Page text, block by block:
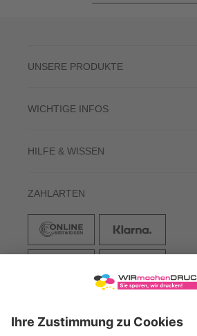
UNSERE PRODUKTE
WICHTIGE INFOS
HILFE & WISSEN
ZAHLARTEN